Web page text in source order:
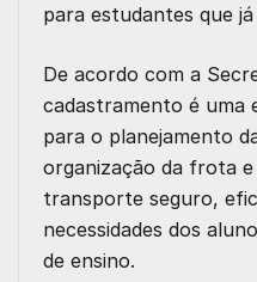
para estudantes que
De acordo com a
cadastramento é uma
para o planejamento
organização da frota
transporte seguro,
necessidades dos
de ensino.